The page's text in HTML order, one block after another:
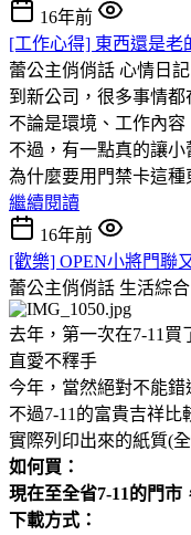
16年前
[工作心得] 東西還是老
蕾公主俏俏話 心情日記
到新公司，很多事情都
不論是環境、工作內
不過，有一點真的讓
為什麼要用門禁卡這種
繼續閱讀
16年前
[歡樂] OPEN小將門聯
蕾公主俏俏話 生活綜合
去年，第一次在7-11買
直愛不釋手
今年，當然絕對不能
不過7-11的富貴吉祥比
實際列印出來的紙質(
如何買：
現在至全省7-11的門市
下載方式：